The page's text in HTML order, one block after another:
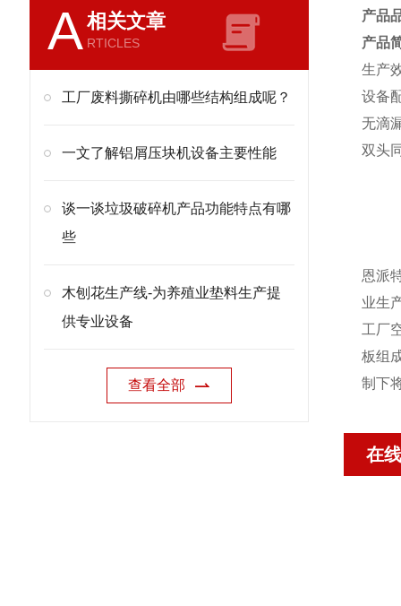
A相关文章
RTICLES
工厂废料撕碎机由哪些结构组成呢？
一文了解铝屑压块机设备主要性能
谈一谈垃圾破碎机产品功能特点有哪
些
木刨花生产线-为养殖业垫料生产提
供专业设备
查看全部
产品
产品
生产
设备
无滴
双头
恩派
业生
工厂
板组
制下
在